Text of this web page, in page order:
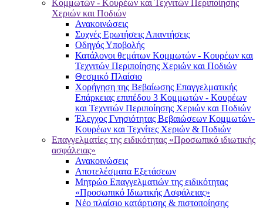
Κομμωτών - Κουρέων και Τεχνιτών Περιποίησης
Χεριών και Ποδιών
Ανακοινώσεις
Συχνές Ερωτήσεις Απαντήσεις
Οδηγός Υποβολής
Κατάλογοι θεμάτων Κομμωτών - Κουρέων και
Τεχνιτών Περιποίησης Χεριών και Ποδιών
Θεσμικό Πλαίσιο
Χορήγηση της Βεβαίωσης Επαγγελματικής
Επάρκειας επιπέδου 3 Κομμωτών - Κουρέων
και Τεχνιτών Περιποίησης Χεριών και Ποδιών
Έλεγχος Γνησιότητας Βεβαιώσεων Κομμωτών-
Κουρέων και Τεχνίτες Χεριών & Ποδιών
Επαγγελματίες της ειδικότητας «Προσωπικό ιδιωτικής
ασφάλειας»
Ανακοινώσεις
Αποτελέσματα Εξετάσεων
Μητρώο Επαγγελματιών της ειδικότητας
«Προσωπικό Ιδιωτικής Ασφάλειας»
Νέο πλαίσιο κατάρτισης & πιστοποίησης